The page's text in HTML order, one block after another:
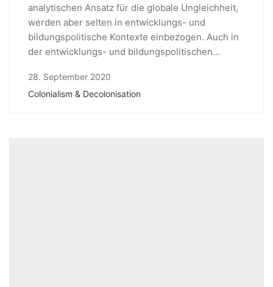
analytischen Ansatz für die globale Ungleichheit,
werden aber selten in entwicklungs- und
bildungspolitische Kontexte einbezogen. Auch in
der entwicklungs- und bildungspolitischen…
28. September 2020
Colonialism & Decolonisation